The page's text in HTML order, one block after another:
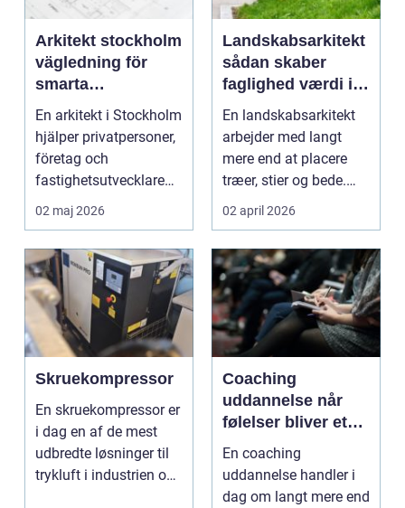
Arkitekt stockholm
vägledning för
smarta
byggprojekt
En arkitekt i Stockholm
hjälper privatpersoner,
företag och
fastighetsutvecklare
att skapa hållbara,...
02 maj 2026
Landskabsarkitekt
sådan skaber
faglighed værdi i
uderum
En landskabsarkitekt
arbejder med langt
mere end at placere
træer, stier og bede.
Faget handler om a...
02 april 2026
Skruekompressor
En skruekompressor er
i dag en af de mest
udbredte løsninger til
trykluft i industrien og
Coaching
uddannelse når
følelser bliver et
aktiv i ledelse og
arbejdsliv
En coaching
uddannelse handler i
dag om langt mere end